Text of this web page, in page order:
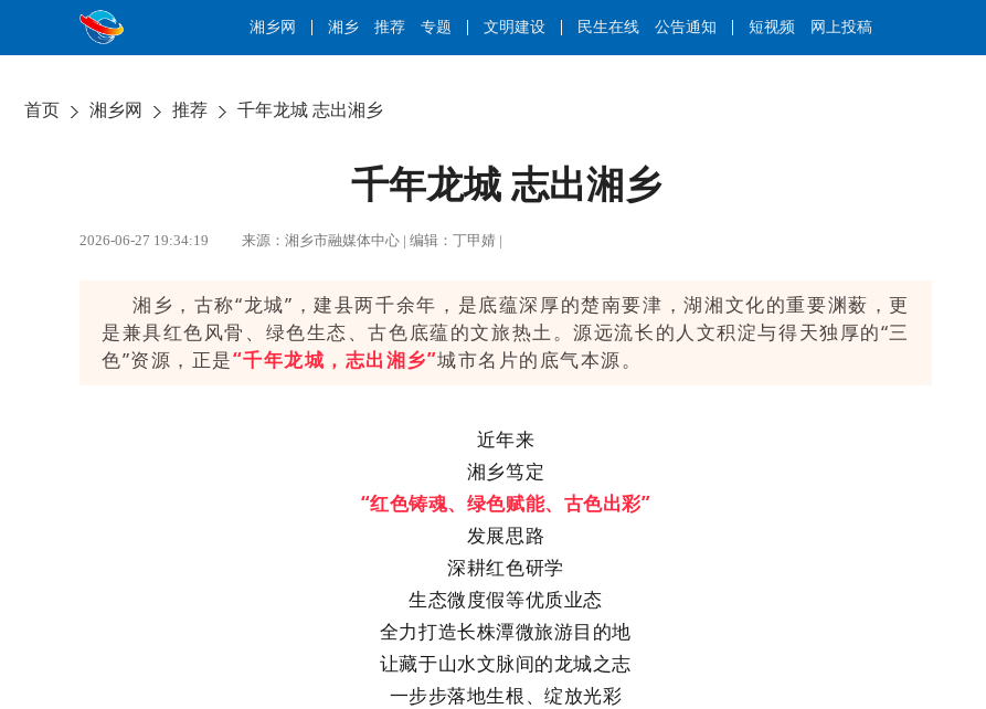
湘乡网 湘乡 推荐 专题 文明建设 民生在线 公告通知 短视频 网上投稿
首页 湘乡网 推荐 千年龙城 志出湘乡
千年龙城 志出湘乡
2026-06-27 19:34:19 来源：湘乡市融媒体中心 | 编辑：丁甲婧 |
湘乡，古称“龙城”，建县两千余年，是底蕴深厚的楚南要津，湖湘文化的重要渊薮，更
是兼具红色风骨、绿色生态、古色底蕴的文旅热土。源远流长的人文积淀与得天独厚的“三
色”资源，正是“千年龙城，志出湘乡”城市名片的底气本源。
近年来
湘乡笃定
“红色铸魂、绿色赋能、古色出彩”
发展思路
深耕红色研学
生态微度假等优质业态
全力打造长株潭微旅游目的地
让藏于山水文脉间的龙城之志
一步步落地生根、绽放光彩